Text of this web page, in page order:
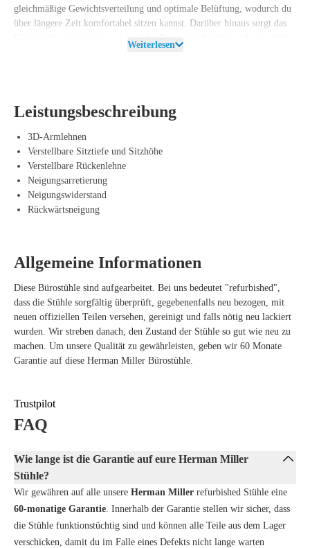
gleichmäßige Gewichtsverteilung und optimale Belüftung, wodurch du
über längere Zeit komfortabel sitzen kannst. Darüber hinaus sorgt das
Stuhl besteht aus 42% recycelten Materialien und ist zu 96% recycelbar.
Zudem können einzelne Teile ersetzt werden, was nicht nur die
Lebensdauer verlängert, sondern auch zu einer umweltbewussten Wahl
beiträgt.
Vorteile des Herman Miller Mirra Graphite
Shadow
Sitz für den Langzeitgebrauch.
Überlastung.
Nachhaltig und umweltfreundlich – Aus recycelten Materialien
hergestellt und für eine lange Lebensdauer ausgelegt.
Graphite Shadow-Design – Zeitlos und stilvoll, geeignet für jeden
Arbeitsplatz.
Weiterlesen
Leistungsbeschreibung
3D-Armlehnen
Verstellbare Sitztiefe und Sitzhöhe
Verstellbare Rückenlehne
Neigungsarretierung
Neigungswiderstand
Rückwärtsneigung
Allgemeine Informationen
Diese Bürostühle sind aufgearbeitet. Bei uns bedeutet "refurbished",
dass die Stühle sorgfältig überprüft, gegebenenfalls neu bezogen, mit
neuen offiziellen Teilen versehen, gereinigt und falls nötig neu lackiert
wurden. Wir streben danach, den Zustand der Stühle so gut wie neu zu
machen. Um unsere Qualität zu gewährleisten, geben wir 60 Monate
Garantie auf diese Herman Miller Bürostühle.
Trustpilot
FAQ
Wie lange ist die Garantie auf eure Herman Miller
Stühle?
Wir gewähren auf alle unsere Herman Miller refurbished Stühle eine
60-monatige Garantie . Innerhalb der Garantie stellen wir sicher, dass
die Stühle funktionstüchtig sind und können alle Teile aus dem Lager
verschicken, damit du im Falle eines Defekts nicht lange warten